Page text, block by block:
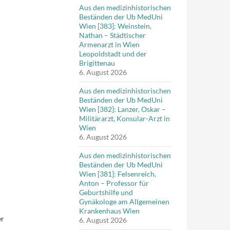
Aus den medizinhistorischen
Beständen der Ub MedUni
Wien [383]: Weinstein,
Nathan – Städtischer
Armenarzt in Wien
Leopoldstadt und der
Brigittenau
6. August 2026
Aus den medizinhistorischen
Beständen der Ub MedUni
Wien [382]: Lanzer, Oskar –
Militärarzt, Konsular-Arzt in
Wien
6. August 2026
Aus den medizinhistorischen
Beständen der Ub MedUni
Wien [381]: Felsenreich,
Anton – Professor für
Geburtshilfe und
Gynäkologe am Allgemeinen
Krankenhaus Wien
6. August 2026